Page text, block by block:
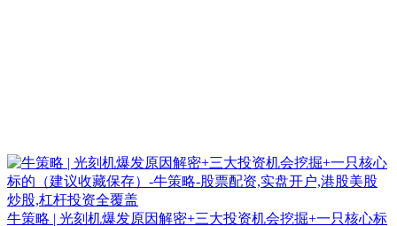
牛策略 | 光刻机爆发原因解密+三大投资机会挖掘+一只核心标